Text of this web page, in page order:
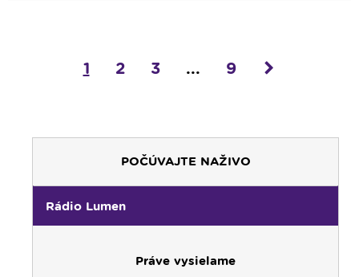
1 2 3 ... 9
POČÚVAJTE NAŽIVO
Rádio Lumen
Práve vysielame